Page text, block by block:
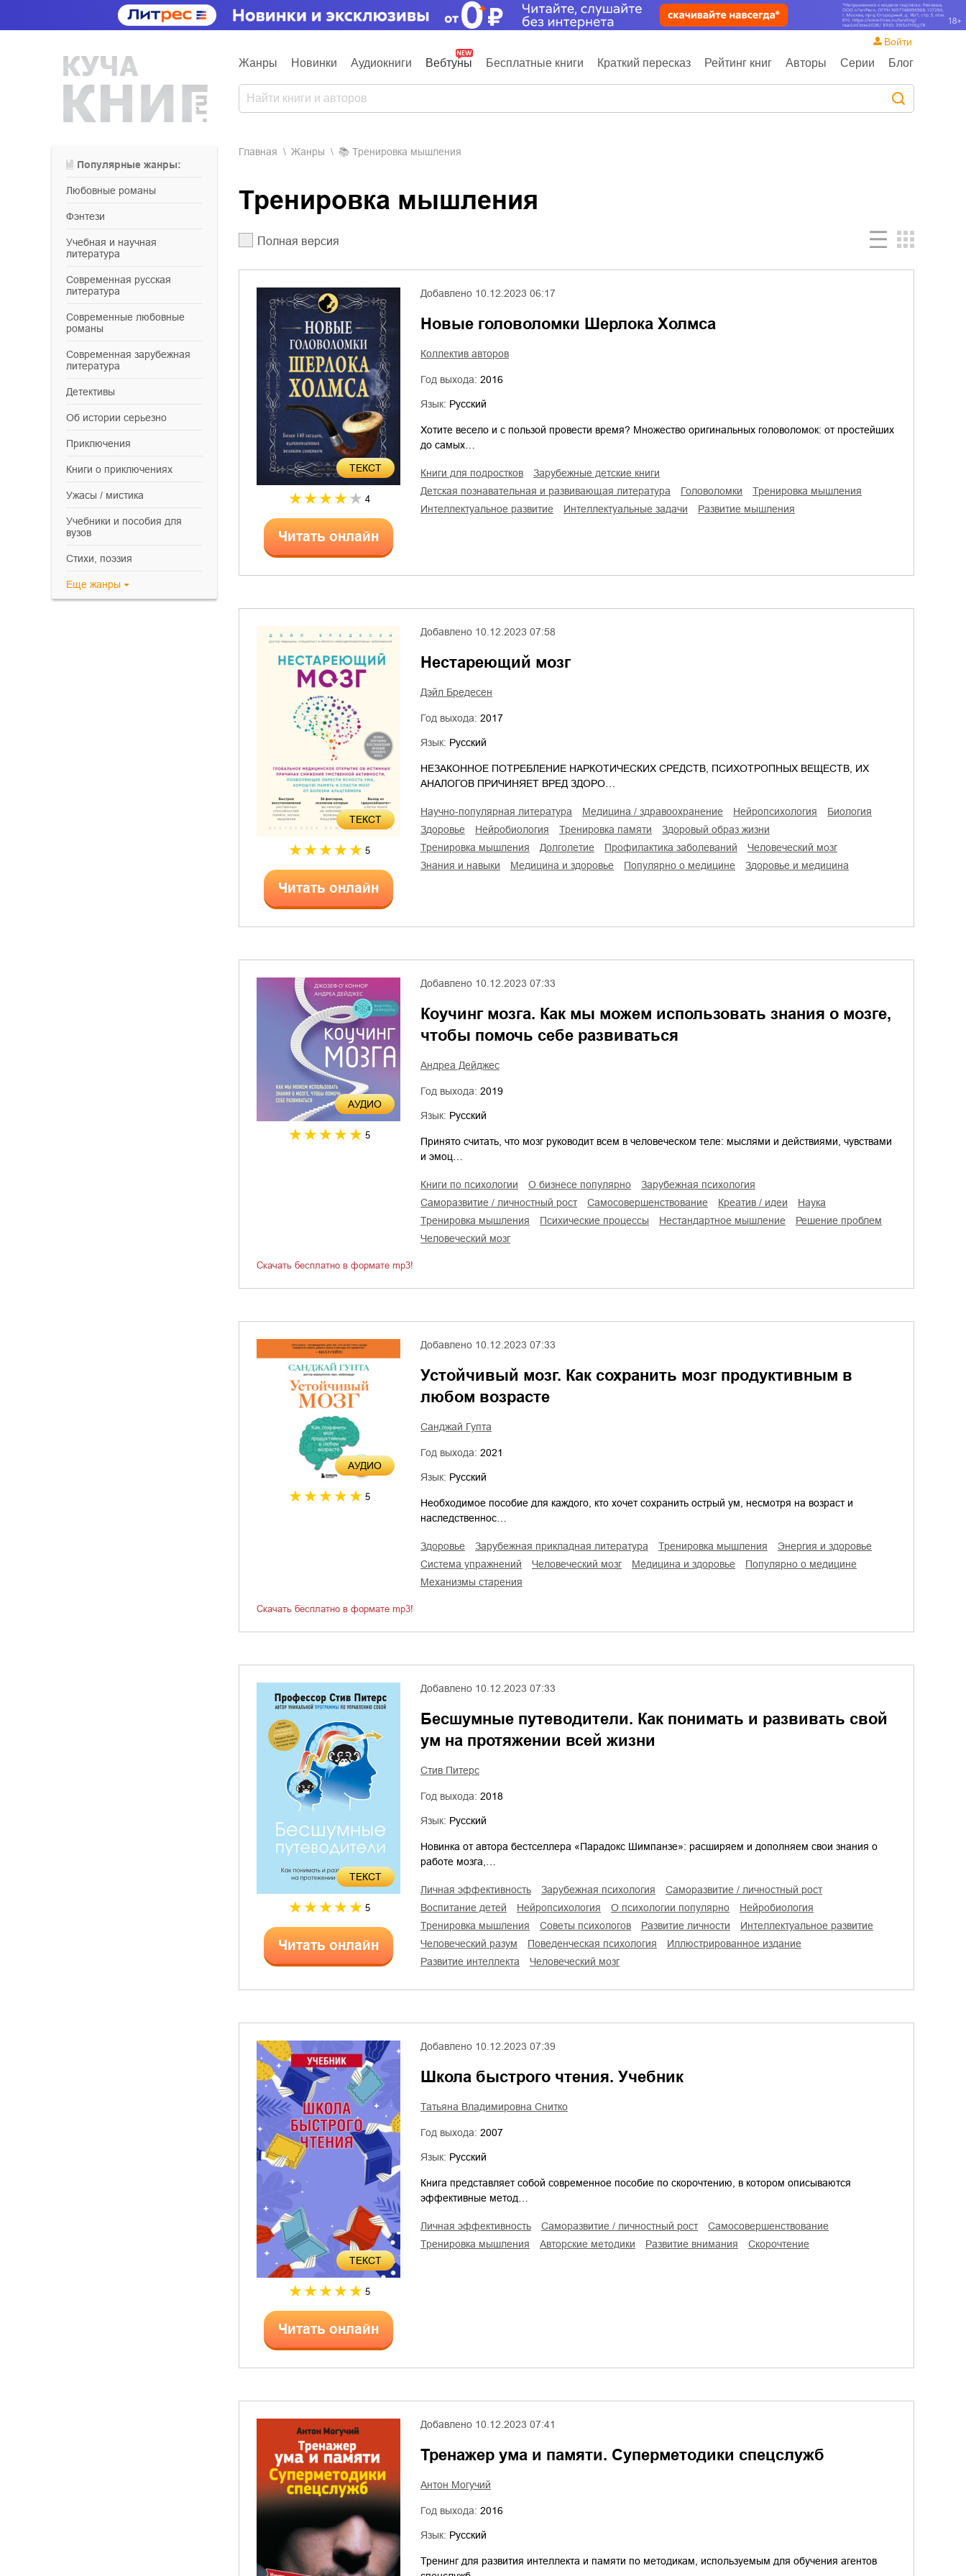
Жанры Новинки Аудиокниги Вебтуны Бесплатные книги Краткий пересказ Рейтинг книг Авторы Серии Блог
Войти
Популярные жанры:
любовные романы
фэнтези
учебная и научная
литература
современная русская
литература
современные любовные
романы
современная зарубежная
литература
детективы
об истории серьезно
приключения
книги о приключениях
ужасы / мистика
учебники и пособия для
вузов
cтихи, поэзия
Еще жанры
Главная Жанры Тренировка мышления
Тренировка мышления
Полная версия
ТЕКСТ
4
Читать онлайн
Добавлено 10.12.2023 06:17
Новые головоломки Шерлока Холмса
Коллектив авторов
Год выхода: 2016
Язык: Русский
Хотите весело и с пользой провести время? Множество оригинальных головоломок: от простейших
до самых…
книги для подростков
зарубежные детские книги
детская познавательная и развивающая литература
головоломки
тренировка мышления
интеллектуальное развитие
интеллектуальные задачи развитие мышления
ТЕКСТ
5
Читать онлайн
Добавлено 10.12.2023 07:58
Нестареющий мозг
Дэйл Бредесен
Год выхода: 2017
Язык: Русский
НЕЗАКОННОЕ ПОТРЕБЛЕНИЕ НАРКОТИЧЕСКИХ СРЕДСТВ, ПСИХОТРОПНЫХ ВЕЩЕСТВ, ИХ
АНАЛОГОВ ПРИЧИНЯЕТ ВРЕД ЗДОРО…
научно-популярная литература медицина / здравоохранение нейропсихология
биология
здоровье
нейробиология тренировка памяти
здоровый образ жизни
тренировка мышления
долголетие профилактика заболеваний
человеческий мозг
знания и навыки
медицина и здоровье популярно о медицине здоровье и медицина
AУДИО
5
Добавлено 10.12.2023 07:33
Коучинг мозга. Как мы можем использовать знания о мозге,
чтобы помочь себе развиваться
Андреа Дейджес
Год выхода: 2019
Язык: Русский
Принято считать, что мозг руководит всем в человеческом теле: мыслями и действиями, чувствами
и эмоц…
книги по психологии о бизнесе популярно
зарубежная психология
саморазвитие / личностный рост
самосовершенствование креатив / идеи
наука
тренировка мышления
психические процессы нестандартное мышление
решение проблем
человеческий мозг
Скачать бесплатно в формате mp3!
AУДИО
5
Добавлено 10.12.2023 07:33
Устойчивый мозг. Как сохранить мозг продуктивным в
любом возрасте
Санджай Гупта
Год выхода: 2021
Язык: Русский
Необходимое пособие для каждого, кто хочет сохранить острый ум, несмотря на возраст и
наследственнос…
здоровье зарубежная прикладная литература тренировка мышления
энергия и здоровье
система упражнений
человеческий мозг медицина и здоровье
популярно о медицине
механизмы старения
Скачать бесплатно в формате mp3!
ТЕКСТ
5
Читать онлайн
Добавлено 10.12.2023 07:33
Бесшумные путеводители. Как понимать и развивать свой
ум на протяжении всей жизни
Стив Питерс
Год выхода: 2018
Язык: Русский
Новинка от автора бестселлера «Парадокс Шимпанзе»: расширяем и дополняем свои знания о
работе мозга,…
личная эффективность зарубежная психология
саморазвитие / личностный рост
воспитание детей
нейропсихология о психологии популярно
нейробиология
тренировка мышления
советы психологов развитие личности
интеллектуальное развитие
человеческий разум
поведенческая психология
иллюстрированное издание
развитие интеллекта
человеческий мозг
ТЕКСТ
5
Читать онлайн
Добавлено 10.12.2023 07:39
Школа быстрого чтения. Учебник
Татьяна Владимировна Снитко
Год выхода: 2007
Язык: Русский
Книга представляет собой современное пособие по скорочтению, в котором описываются
эффективные метод…
личная эффективность саморазвитие / личностный рост
самосовершенствование
тренировка мышления
авторские методики развитие внимания скорочтение
Добавлено 10.12.2023 07:41
Тренажер ума и памяти. Суперметодики спецслужб
Антон Могучий
Год выхода: 2016
Язык: Русский
Тренинг для развития интеллекта и памяти по методикам, используемым для обучения агентов